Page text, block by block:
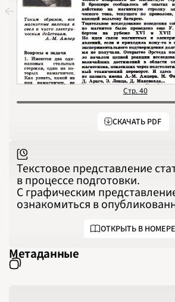
1991
1992
1993
1994
1995
1996
1997
1998
1999
2000
2001
2002
2003
2004
2006
2007
2012
2013
2014
2015
2016
2017
2018
2020
2021
Стр. 40
СКАЧАТЬ PDF
Текстовое представление
в процессе подготовки.
С графическим
ознакомиться в
ОТКРЫТЬ В НОМЕРЕ
Метаданные